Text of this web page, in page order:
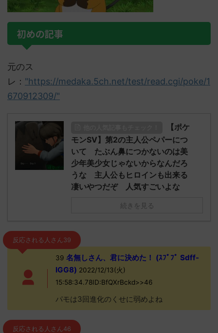
初めの記事
元のス
レ： "https://medaka.5ch.net/test/read.cgi/poke/1
670912309/"
【ポケ
モンSV】第2の主人公ペパーにつ
いて たぶん鼻につかないのは美
少年美少女じゃないからなんだろ
うな 主人公もヒロインも出来る
凄いやつだぞ 人気すごいよな
続きを見る
反応される人さん39
39 名無しさん、君に決めた！ (ｽﾌﾟﾌﾟ Sdff-
IGG8) 2022/12/13(火)
15:58:34.78ID:BfQXrBckd>>46
パモは3回進化のくせに弱めよね
反応される人さん46